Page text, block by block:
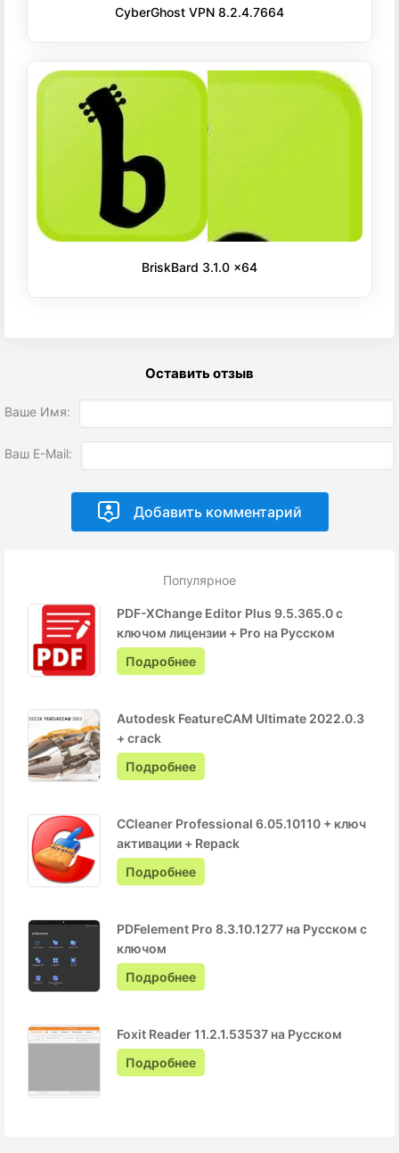
Популярное
PDF-XChange Editor Plus 9.5.365.0 с
ключом лицензии + Pro на Русском
Подробнее
Autodesk FeatureCAM Ultimate 2022.0.3
+ crack
Подробнее
CCleaner Professional 6.05.10110 + ключ
активации + Repack
Подробнее
PDFelement Pro 8.3.10.1277 на Русском с
ключом
Подробнее
Foxit Reader 11.2.1.53537 на Русском
Подробнее
CyberGhost VPN 8.2.4.7664
BriskBard 3.1.0 x64
Оставить отзыв
Ваше Имя:
Ваш E-Mail: